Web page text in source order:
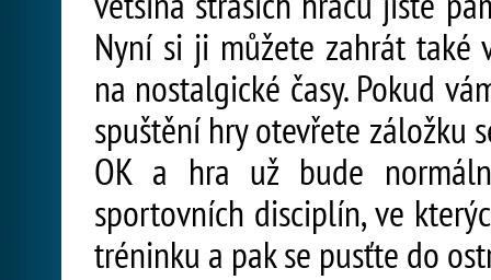
Nyní si ji můžete zahrát také
na nostalgické časy. Pokud
spuštění hry otevřete záložku
OK a hra už bude
sportovních disciplín, ve
tréninku a pak se pusťte do